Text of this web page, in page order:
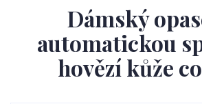
Dámský
automatickou
hovězí kůže